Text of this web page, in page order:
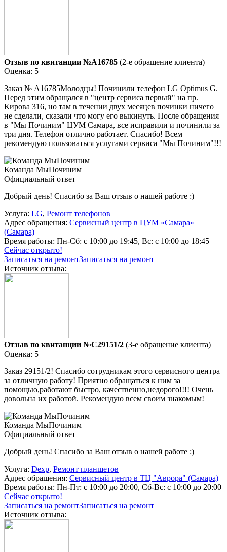
Отзыв по квитанции №A16785 (2-е обращение клиента)
Оценка: 5
Заказ № А16785Молодцы! Починили телефон LG Optimus G.
Перед этим обращался в "центр сервиса первый" на пр.
Кирова 316, но там в течении двух месяцев починки ничего
не сделали, сказали что могу его выкинуть. После обращения
в "Мы Починим" ЦУМ Самара, все исправили и починили за
три дня. Телефон отлично работает. Спасибо! Всем
рекомендую пользоваться услугами сервиса "Мы Починим"!!!
Команда МыПочиним
Официальный ответ
Добрый день! Спасибо за Ваш отзыв о нашей работе :)
Услуга: LG, Ремонт телефонов
Адрес обращения: Сервисный центр в ЦУМ «Самара»
(Самара)
Время работы: Пн-Сб: с 10:00 до 19:45, Вс: с 10:00 до 18:45
Сейчас открыто!
Записаться на ремонтЗаписаться на ремонт
Источник отзыва:
Отзыв по квитанции №C29151/2 (3-е обращение клиента)
Оценка: 5
Заказ 29151/2! Спасибо сотрудникам этого сервисного центра
за отличную работу! Приятно обращаться к ним за
помощью,работают быстро, качественно,недорого!!!! Очень
довольна их работой. Рекомендую всем своим знакомым!
Команда МыПочиним
Официальный ответ
Добрый день! Спасибо за Ваш отзыв о нашей работе :)
Услуга: Dexp, Ремонт планшетов
Адрес обращения: Сервисный центр в ТЦ "Аврора" (Самара)
Время работы: Пн-Пт: с 10:00 до 20:00, Сб-Вс: с 10:00 до 20:00
Сейчас открыто!
Записаться на ремонтЗаписаться на ремонт
Источник отзыва: